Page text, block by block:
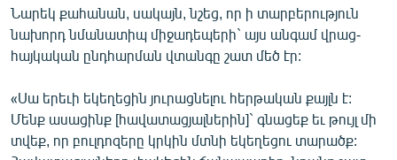
«Ազատության» բոլոր կայքերը
Նարեկ քահանան, սակայն, նշեց, որ ի տարբերություն
նախորդ նմանատիպ միջադեպերի` այս անգամ վրաց-
հայկական ընդհարման վտանգը շատ մեծ էր:
«Սա երեւի եկեղեցին յուրացնելու հերթական քայլն է:
Մենք ասացինք [հավատացյալներին]` գնացեք եւ թույլ մի
տվեք, որ բուլդոզերը կրկին մտնի եկեղեցու տարածք: